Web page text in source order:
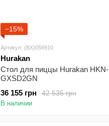
−15%
Артикул: (BX)056910
Hurakan
Стол для пиццы Hurakan HKN-
GXSD2GN
42 535 грн
36 155 грн
В наличии